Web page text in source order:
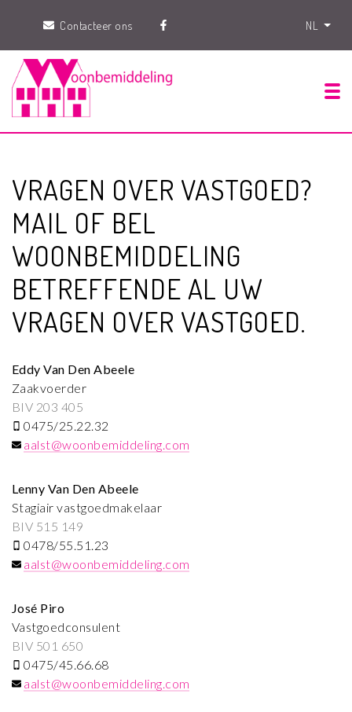
Contacteer ons NL
VRAGEN OVER VASTGOED?
MAIL OF BEL
WOONBEMIDDELING
BETREFFENDE AL UW
VRAGEN OVER VASTGOED.
Eddy Van Den Abeele
Zaakvoerder
BIV 203 405
0475/25.22.32
aalst@woonbemiddeling.com
Lenny Van Den Abeele
Stagiair vastgoedmakelaar
BIV 515 149
0478/55.51.23
aalst@woonbemiddeling.com
José Piro
Vastgoedconsulent
BIV 501 650
0475/45.66.68
aalst@woonbemiddeling.com